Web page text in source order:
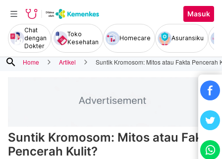
Masuk
Chat
dengan
Dokter
Toko
Kesehatan
Homecare Asuransiku
search Home Artikel Suntik Kromosom: Mitos atau Fakta Pencerah
Suntik Kromosom: Mitos atau Fakta
Pencerah Kulit?